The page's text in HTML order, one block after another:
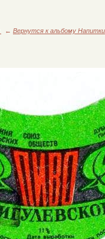
← Вернутся к альбому Напитки